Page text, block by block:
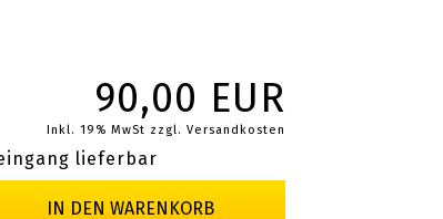
90,00 EUR
Inkl. 19% MwSt zzgl. Versandkosten
lieferbar